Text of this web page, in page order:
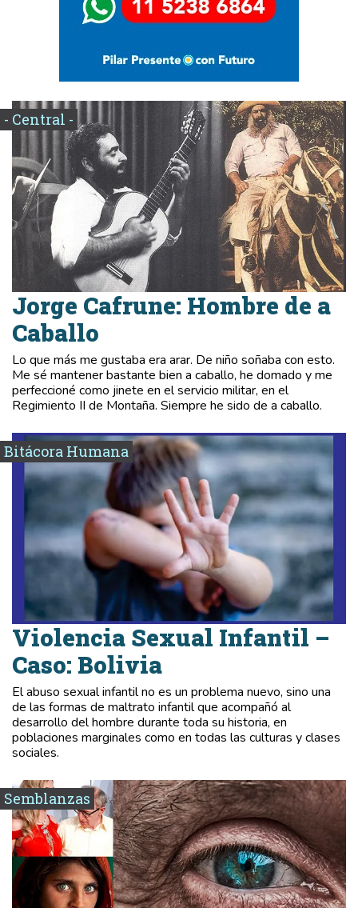
- Central -
Jorge Cafrune: Hombre de a
Caballo
Lo que más me gustaba era arar. De niño soñaba con esto.
Me sé mantener bastante bien a caballo, he domado y me
perfeccioné como jinete en el servicio militar, en el
Regimiento II de Montaña. Siempre he sido de a caballo.
Bitácora Humana
Violencia Sexual Infantil –
Caso: Bolivia
El abuso sexual infantil no es un problema nuevo, sino una
de las formas de maltrato infantil que acompañó al
desarrollo del hombre durante toda su historia, en
poblaciones marginales como en todas las culturas y clases
sociales.
Semblanzas